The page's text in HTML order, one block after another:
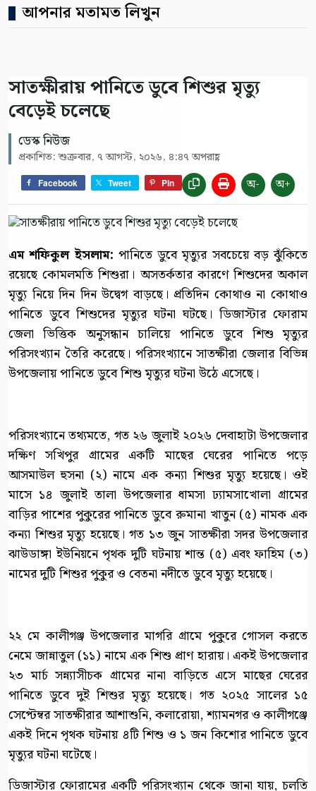
আপনার মতামত লিখুন
সাতক্ষীরায় পানিতে ডুবে শিশুর মৃত্যু
বেড়েই চলেছে
ডেস্ক নিউজ
প্রকাশিত: শুক্রবার, ৭ আগস্ট, ২০২৬, ৪:৪৭ অপরাহ্ণ
Facebook Tweet Pin অ- অ+
এম শফিকুল ইসলাম: পানিতে ডুবে মৃত্যুর সবচেয়ে বড় ঝুঁকিতে
রয়েছে কোমলমতি শিশুরা। অসতর্কতার কারণে শিশুদের অকাল
মৃত্যু নিয়ে দিন দিন উদ্বেগ বাড়ছে। প্রতিদিন কোথাও না কোথাও
পানিতে ডুবে শিশুদের মৃত্যুর ঘটনা ঘটছে। ডিজাস্টার ফোরাম
জেলা ভিত্তিক অনুসন্ধান চালিয়ে পানিতে ডুবে শিশু মৃত্যুর
পরিসংখ্যান তৈরি করেছে। পরিসংখ্যানে সাতক্ষীরা জেলার বিভিন্ন
উপজেলায় পানিতে ডুবে শিশু মৃত্যুর ঘটনা উঠে এসেছে।
পরিসংখ্যানে তথ্যমতে, গত ২৬ জুলাই ২০২৬ দেবাহাটা উপজেলার
দক্ষিণ সখিপুর গ্রামের একটি মাছের ঘেরের পানিতে পড়ে
আসমাউল হুসনা (২) নামে এক কন্যা শিশুর মৃত্যু হয়েছে। ওই
মাসে ১৪ জুলাই তালা উপজেলার ধামসা ঢ্যামসাখোলা গ্রামের
বাড়ির পাশের পুকুরের পানিতে ডুবে রুমানা খাতুন (৫) নামক এক
কন্যা শিশুর মৃত্যু হয়েছে। গত ১৩ জুন সাতক্ষীরা সদর উপজেলার
ঝাউডাঙ্গা ইউনিয়নে পৃথক দুটি ঘটনায় শান্ত (৫) এবং ফাহিম (৩)
নামের দুটি শিশুর পুকুর ও বেতনা নদীতে ডুবে মৃত্যু হয়েছে।
২২ মে কালীগঞ্জ উপজেলার মাগরি গ্রামে পুকুরে গোসল করতে
নেমে জান্নাতুল (১১) নামে এক শিশু প্রাণ হারায়। একই উপজেলার
২৩ মার্চ সন্ন্যাসীচক গ্রামের নানা বাড়িতে এসে মাছের ঘেরের
পানিতে ডুবে দুই শিশুর মৃত্যু হয়েছে। গত ২০২৫ সালের ১৫
সেপ্টেম্বর সাতক্ষীরার আশাশুনি, কলারোয়া, শ্যামনগর ও কালীগঞ্জে
একই দিনে পৃথক ঘটনায় ৪টি শিশু ও ১ জন কিশোর পানিতে ডুবে
মৃত্যুর ঘটনা ঘটেছে।
ডিজাস্টার ফোরামের একটি পরিসংখ্যান থেকে জানা যায়, চলতি